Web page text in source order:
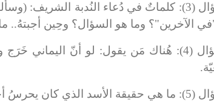
السؤال (3): كلماتٌ في دُعاء النُدبة
الآخرين"؟ وما هو السؤال؟ وحِين أجبتهُ..
السؤال (4): هُناك مَن يقول: لو أنّ
أجساد الشُهداء في كربلاء وما يُدعى شِير فِضّة؟